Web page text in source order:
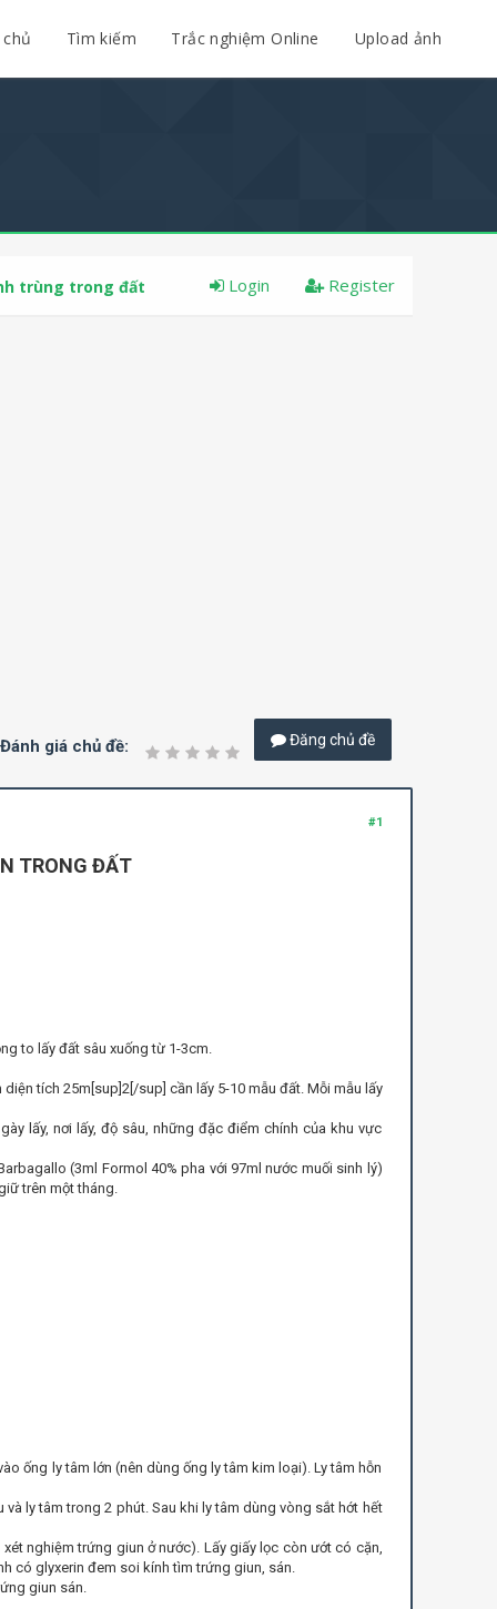
Tìm kiếm Trắc nghiệm Online Upload ảnh
trùng trong đất Register
Login
Đăng chủ đề
Đánh giá chủ đề:
#1
TRONG ĐẤT
to lấy đất sâu xuống từ 1-3cm.
tích 25m[sup]2[/sup] cần lấy 5-10 mẫu đất. Mỗi mẫu lấy
lấy, nơi lấy, độ sâu, những đặc điểm chính của khu vực
(3ml Formol 40% pha với 97ml nước muối sinh lý)
trên một tháng.
ống ly tâm lớn (nên dùng ống ly tâm kim loại). Ly tâm hỗn
ly tâm trong 2 phút. Sau khi ly tâm dùng vòng sắt hớt hết
nghiệm trứng giun ở nước). Lấy giấy lọc còn ướt có cặn,
có glyxerin đem soi kính tìm trứng giun, sán.
giun sán.